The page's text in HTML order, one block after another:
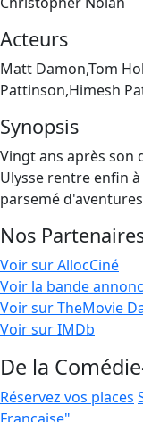
Acteurs
Matt Damon,Tom
Pattinson,Himesh
Synopsis
Vingt ans après son
Ulysse rentre enfin
parsemé
Nos
Voir sur AllocCiné
Voir la bande
Voir sur TheMovie
Voir sur IMDb
De la
Réservez vos places